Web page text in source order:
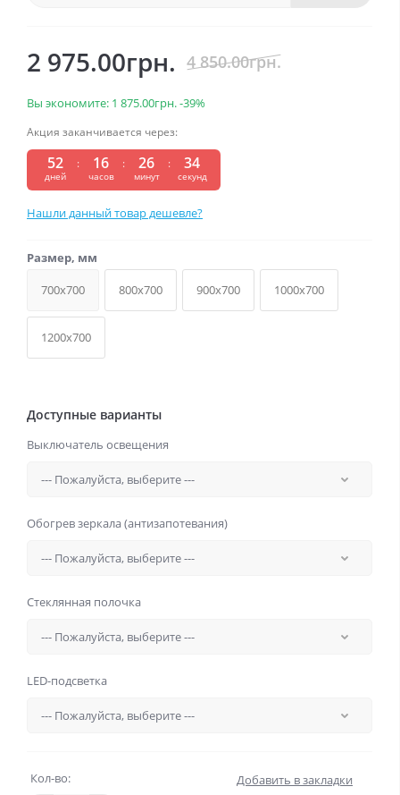
2 975.00грн. 4 850.00грн.
Вы экономите: 1 875.00грн.-39%
Акция заканчивается через:
52
дней
: 16
часов
: 26
минут
: 34
секунд
Нашли данный товар дешевле?
Размер, мм
700x700
800x700 900x700 1000x700
1200x700
Доступные варианты
Выключатель освещения
Обогрев зеркала (антизапотевания)
Стеклянная полочка
LED-подсветка
Кол-во:
Добавить в закладки